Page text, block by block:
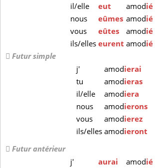
il/elle
eut amodié
nous
eûmes amodié
vous
eûtes amodié
ils/elleseurent amodié
Futur simple
j'
amodierai
tu
amodieras
il/elle
amodiera
nous
amodierons
vous
amodierez
ils/elles amodieront
Futur antérieur
j'
aurai amodié